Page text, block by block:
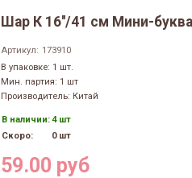
Шар К 16''/41 см Мини-
Артикул: 173910
В упаковке: 1 шт.
Мин. партия: 1 шт
Производитель: Китай
В наличии:4 шт
Скоро:
0 шт
59.00 руб